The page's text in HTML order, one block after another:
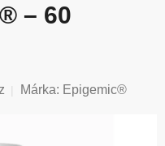
– 60
Márka: Epigemic®